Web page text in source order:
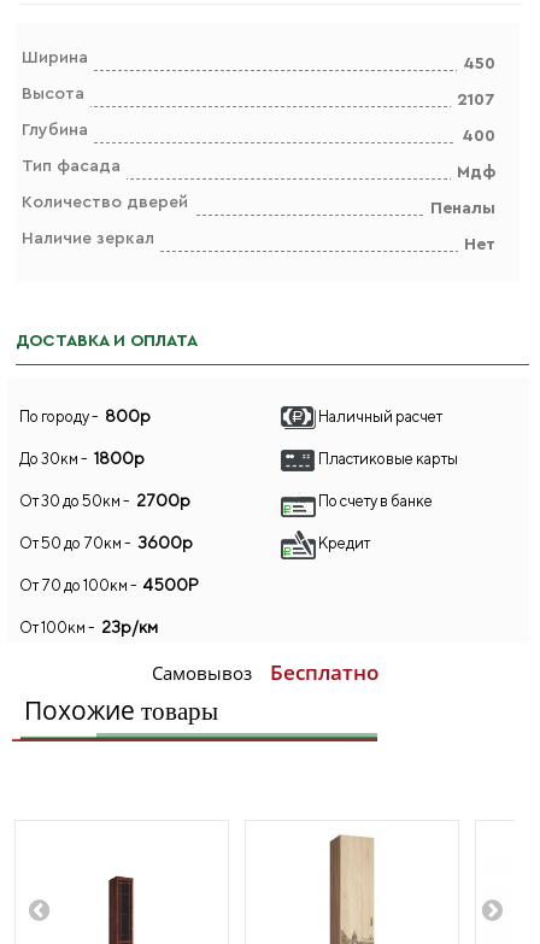
Ширина
450
Высота
2107
Глубина
400
Тип фасада
Мдф
Количество дверей
Пеналы
Наличие зеркал
Нет
ДОСТАВКА И ОПЛАТА
По городу - 800р
До 30км - 1800р
От 30 до 50км - 2700р
От 50 до 70км - 3600р
От 70 до 100км - 4500Р
От 100км - 23р/км
Самовывоз Бесплатно
Наличный расчет
Пластиковые карты
По счету в банке
Кредит
Похожие товары